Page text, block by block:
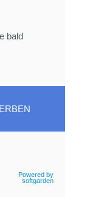
bald
Powered by
softgarden